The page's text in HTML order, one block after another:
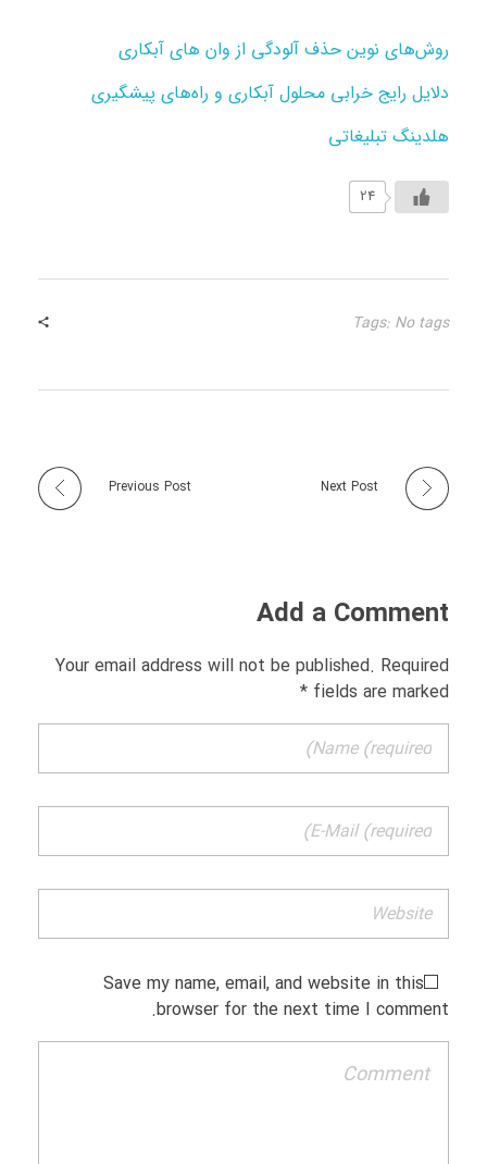
روش‌های نوین حذف آلودگی از وان های آبکاری
دلایل رایج خرابی محلول آبکاری و راه‌های پیشگیری
هلدینگ تبلیغاتی
24
Tags: No tags
Previous Post Next Post
Add a Comment
Your email address will not be published. Required
fields are marked *
Save my name, email, and website in this
browser for the next time I comment.